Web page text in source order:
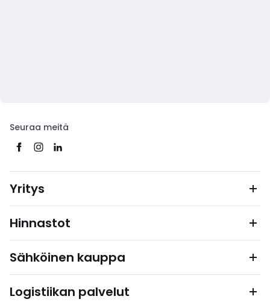
Seuraa meitä
Yritys
Hinnastot
Sähköinen kauppa
Logistiikan palvelut